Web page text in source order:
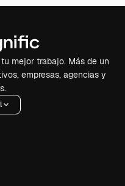
mejor trabajo. Más de un
empresas, agencias y